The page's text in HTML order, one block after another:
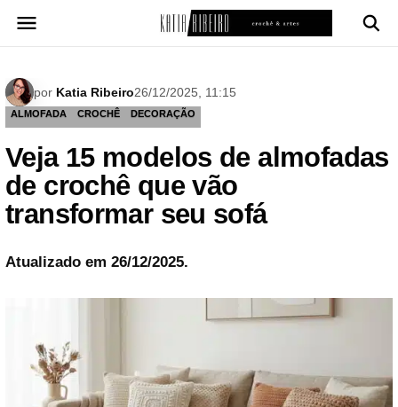
para
por Katia Ribeiro26/12/2025, 11:15
ALMOFADA CROCHÊ DECORAÇÃO
Veja 15 modelos de almofadas
de crochê que vão
transformar seu sofá
Atualizado em 26/12/2025.